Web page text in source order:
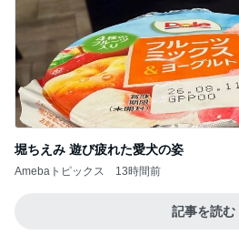
堀ちえみ 遊び疲れた愛犬の姿
Amebaトピックス 13時間前
記事を読む
Amebaトピックス 14時間前